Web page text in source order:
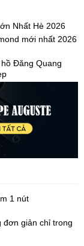
Nhất Hè 2026
mới nhất 2026
Đăng Quang
1 nút
đơn giản chỉ trong